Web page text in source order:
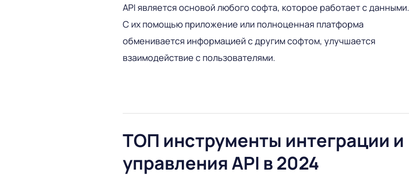
API является основой любого софта, которое работает с данными.
С их помощью приложение или полноценная платформа
обменивается информацией с другим софтом, улучшается
взаимодействие с пользователями.
ТОП инструменты интеграции и
управления API в 2024